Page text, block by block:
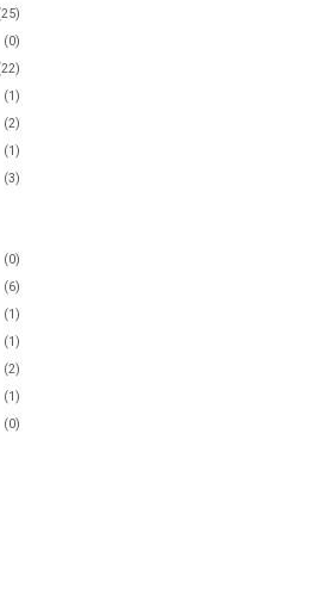
(0)
(1)
(2)
(1)
(3)
(0)
(6)
(1)
(1)
(2)
(1)
(0)